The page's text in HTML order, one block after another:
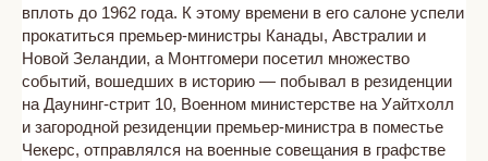
вплоть до 1962 года. К этому времени в его салоне успели
прокатиться премьер-министры Канады, Австралии и
Новой Зеландии, а Монтгомери посетил множество
событий, вошедших в историю — побывал в резиденции
на Даунинг-стрит 10, Военном министерстве на Уайтхолл
и загородной резиденции премьер-министра в поместье
Чекерс, отправлялся на военные совещания в графстве